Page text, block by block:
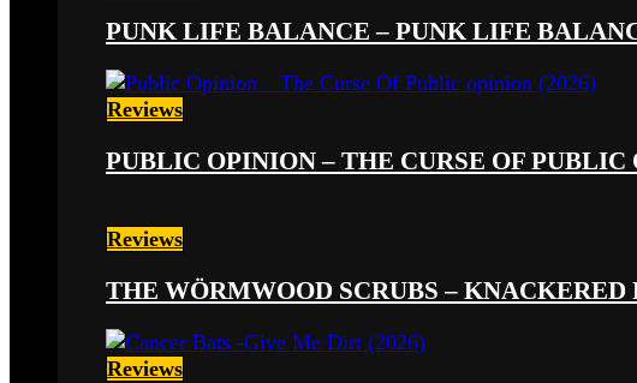
PUNK LIFE BALANCE – PUNK LIFE
Reviews
PUBLIC OPINION – THE CURSE OF
Reviews
THE WÖRMWOOD SCRUBS –
Reviews